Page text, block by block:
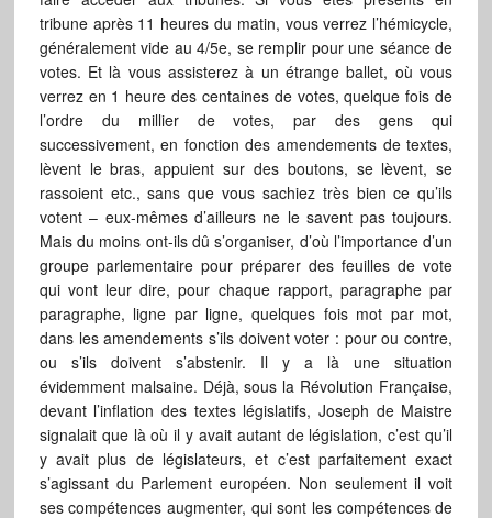
tribune après 11 heures du matin, vous verrez l’hémicycle,
généralement vide au 4/5e, se remplir pour une séance de
votes. Et là vous assisterez à un étrange ballet, où vous
verrez en 1 heure des centaines de votes, quelque fois de
l’ordre du millier de votes, par des gens qui
successivement, en fonction des amendements de textes,
lèvent le bras, appuient sur des boutons, se lèvent, se
rassoient etc., sans que vous sachiez très bien ce qu’ils
votent – eux-mêmes d’ailleurs ne le savent pas toujours.
Mais du moins ont-ils dû s’organiser, d’où l’importance d’un
groupe parlementaire pour préparer des feuilles de vote
qui vont leur dire, pour chaque rapport, paragraphe par
paragraphe, ligne par ligne, quelques fois mot par mot,
dans les amendements s’ils doivent voter : pour ou contre,
ou s’ils doivent s’abstenir. Il y a là une situation
évidemment malsaine. Déjà, sous la Révolution Française,
devant l’inflation des textes législatifs, Joseph de Maistre
signalait que là où il y avait autant de législation, c’est qu’il
y avait plus de législateurs, et c’est parfaitement exact
s’agissant du Parlement européen. Non seulement il voit
ses compétences augmenter, qui sont les compétences de